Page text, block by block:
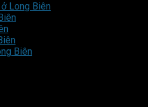
Long Biên
Biên